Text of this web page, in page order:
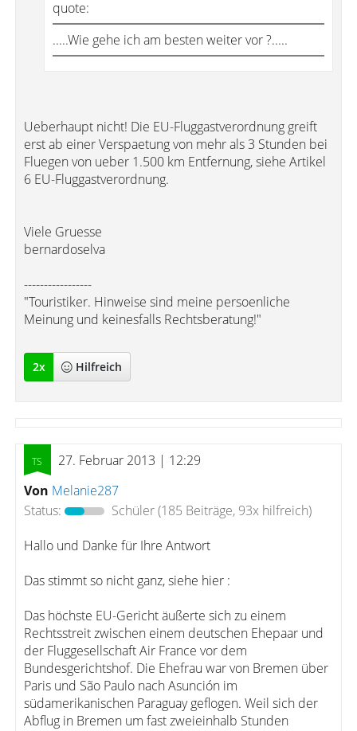
quote:
.....Wie gehe ich am besten weiter vor ?.....
Ueberhaupt nicht! Die EU-Fluggastverordnung greift
erst ab einer Verspaetung von mehr als 3 Stunden bei
Fluegen von ueber 1.500 km Entfernung, siehe Artikel
6 EU-Fluggastverordnung.
Viele Gruesse
bernardoselva
-----------------
"Touristiker. Hinweise sind meine persoenliche
Meinung und keinesfalls Rechtsberatung!"
2x Hilfreich
27. Februar 2013 | 12:29
Von Melanie287
Status:
Schüler(185 Beiträge, 93x hilfreich)
Hallo und Danke für Ihre Antwort
Das stimmt so nicht ganz, siehe hier :
Das höchste EU-Gericht äußerte sich zu einem
Rechtsstreit zwischen einem deutschen Ehepaar und
der Fluggesellschaft Air France vor dem
Bundesgerichtshof. Die Ehefrau war von Bremen über
Paris und São Paulo nach Asunción im
südamerikanischen Paraguay geflogen. Weil sich der
Abflug in Bremen um fast zweieinhalb Stunden